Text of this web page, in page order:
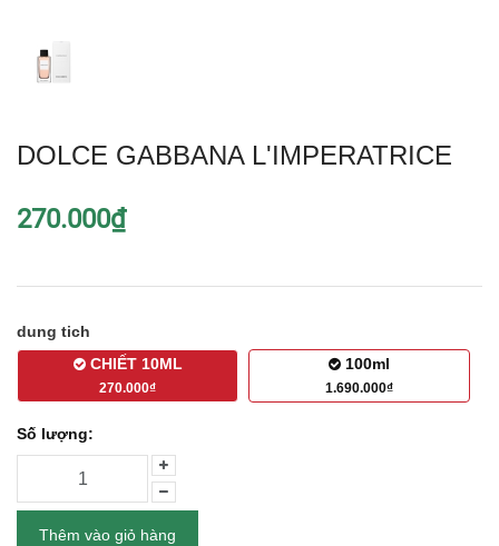
DOLCE GABBANA L'IMPERATRICE
270.000₫
dung tich
CHIẾT 10ML
270.000₫
100ml
1.690.000₫
Số lượng:
Thêm vào giỏ hàng